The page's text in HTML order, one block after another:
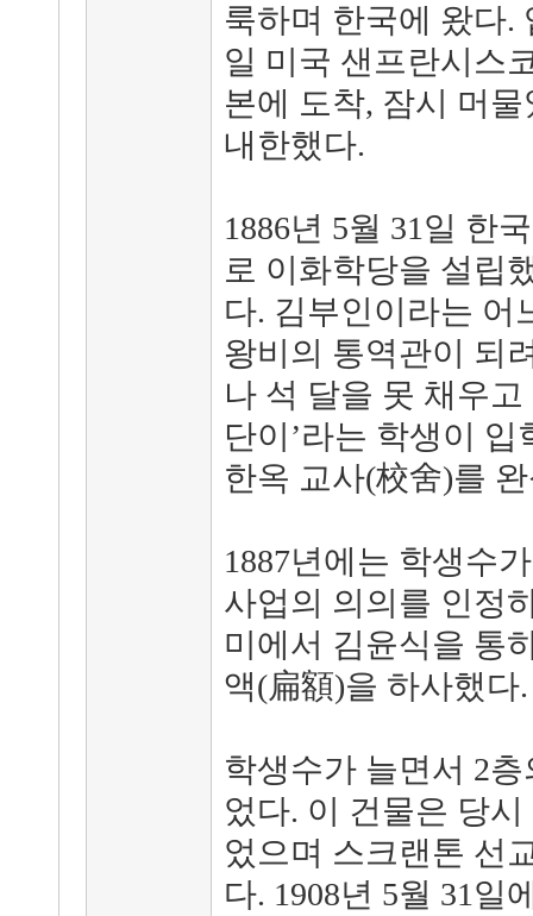
룩하며 한국에 왔다.
일 미국 샌프란시스
본에 도착, 잠시 머물
내한했다.
1886년 5월 31일 한
로 이화학당을 설립
다. 김부인이라는 어
왕비의 통역관이 되
나 석 달을 못 채우
단이’라는 학생이 입
한옥 교사(校舍)를
1887년에는 학생수
사업의 의의를 인정
미에서 김윤식을 통
액(扁額)을 하사했다.
학생수가 늘면서 2
었다. 이 건물은 당
었으며 스크랜톤 선
다. 1908년 5월 31일